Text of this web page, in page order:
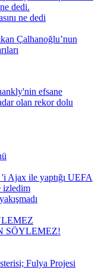
ne dedi
SÖYLEMEZ!
Fulya Projesi